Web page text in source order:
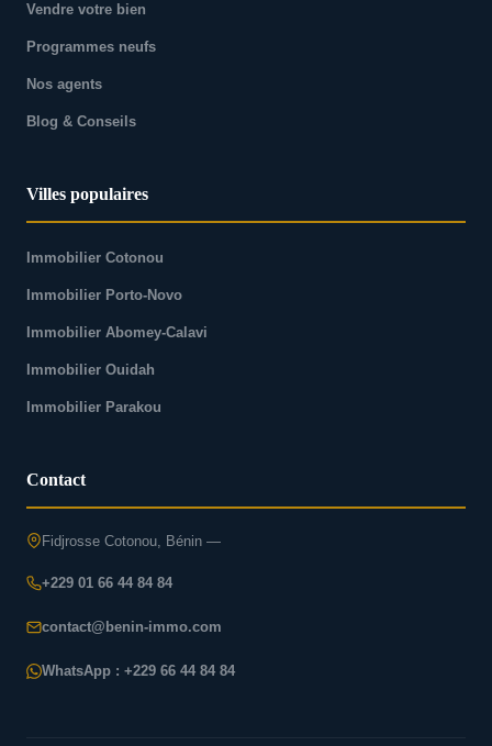
Vendre votre bien
Programmes neufs
Nos agents
Blog & Conseils
Villes populaires
Immobilier Cotonou
Immobilier Porto-Novo
Immobilier Abomey-Calavi
Immobilier Ouidah
Immobilier Parakou
Contact
Fidjrosse Cotonou, Bénin —
+229 01 66 44 84 84
contact@benin-immo.com
WhatsApp : +229 66 44 84 84